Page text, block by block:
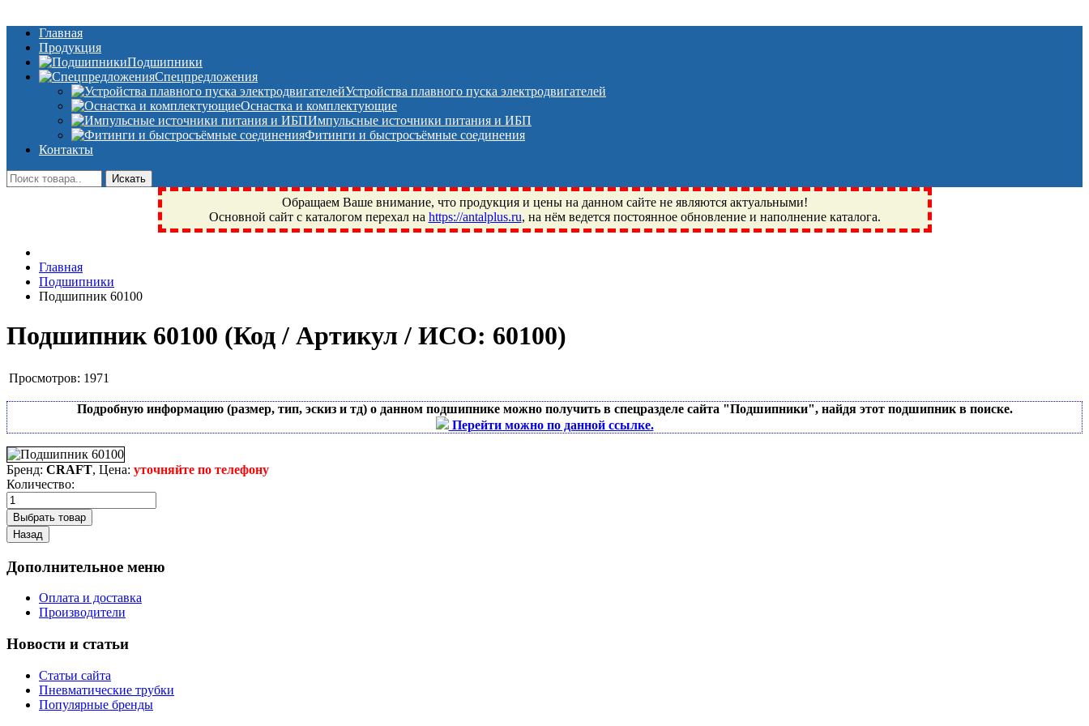
Главная
Продукция
Подшипники
Спецпредложения
Устройства плавного пуска электродвигателей
Оснастка и комплектующие
Импульсные источники питания и ИБП
Фитинги и быстросъёмные соединения
Контакты
Обращаем Ваше внимание, что продукция и цены на данном сайте не являются актуальными!
Основной сайт с каталогом перехал на https://antalplus.ru, на нём ведется постоянное обновление и наполнение каталога.
Фрязино, Антал+, плюс, Свердловский, Загорянский, Юбилейный, Щелково, Москва, Пушкино, Королёв, Балашиха, Фряново, Монино, Ивантеевка, подшипники, пневматика, метизы,
техника, сварочные аппараты, NIS, NSK, JED, KPT, NXZ, ГПЗ, Neutral, WHX, ZWZ, CRAFT, СПЗ-4, NECTECH, KG, LQY, DPI, BSN, SPZ, РФ, BMZ, ХАРП, CX, РОЛТОМ, APZ, FBJ, KYK,
NTN, SKF, купить, заказать
Главная
Подшипники
Подшипник 60100
Подшипник 60100 (Код / Артикул / ИСО: 60100)
Просмотров: 1971
Подробную информацию (размер, тип, эскиз и тд) о данном подшипнике можно получить в спецразделе сайта "Подшипники", найдя этот подшипник в поиске.
Перейти можно по данной ссылке.
Бренд: CRAFT, Цена: уточняйте по телефону
Количество:
Дополнительное меню
Оплата и доставка
Производители
Новости и статьи
Статьи сайта
Пневматические трубки
Популярные бренды